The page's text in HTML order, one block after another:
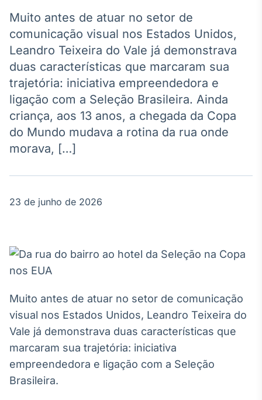
Agro
Tudo sobre o
agronegócio
Broadcast
Político
Os bastidores da
política em
tempo real
Broadcast
conteúdos
personalizados
Soluções de Dados
e Conteúdos
OTC
Muito antes de atuar no setor de
comunicação visual nos Estados Unidos,
Leandro Teixeira do Vale já demonstrava
duas características que marcaram sua
trajetória: iniciativa empreendedora e
ligação com a Seleção Brasileira. Ainda
criança, aos 13 anos, a chegada da Copa
do Mundo mudava a rotina da rua onde
morava, […]
23 de junho de 2026
Muito antes de atuar no setor de comunicação
visual nos Estados Unidos, Leandro Teixeira do
Vale já demonstrava duas características que
marcaram sua trajetória: iniciativa
empreendedora e ligação com a Seleção
Brasileira.